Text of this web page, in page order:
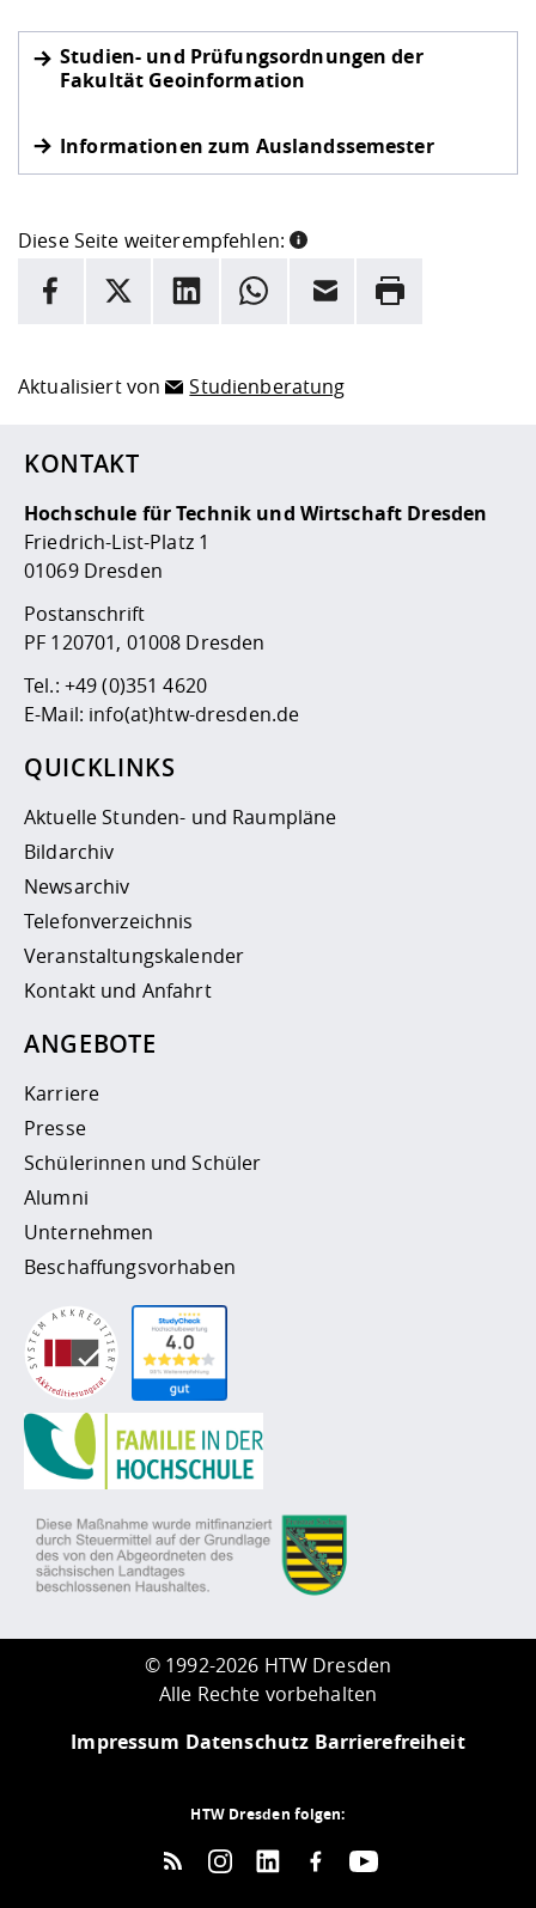
Studien- und Prüfungsordnungen der
Fakultät Geoinformation
Informationen zum Auslandssemester
Diese Seite weiterempfehlen:
INFORMATION
Facebook
X LinkedInWhatsappE-Mail Drucken
Aktualisiert von Studienberatung
KONTAKT
Hochschule für Technik und Wirtschaft Dresden
Friedrich-List-Platz 1
01069 Dresden
Postanschrift
PF 120701, 01008 Dresden
Tel.: +49 (0)351 4620
E-Mail: info(at)htw-dresden.de
QUICKLINKS
Aktuelle Stunden- und Raumpläne
Bildarchiv
Newsarchiv
Telefonverzeichnis
Veranstaltungskalender
Kontakt und Anfahrt
ANGEBOTE
Karriere
Presse
Schülerinnen und Schüler
Alumni
Unternehmen
Beschaffungsvorhaben
© 1992-2026 HTW Dresden
Alle Rechte vorbehalten
Impressum Datenschutz Barrierefreiheit
HTW Dresden folgen: